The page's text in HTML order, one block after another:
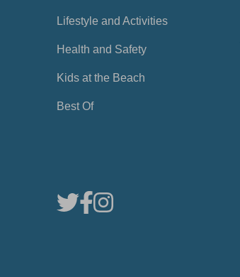
Lifestyle and Activities
Health and Safety
Kids at the Beach
Best Of